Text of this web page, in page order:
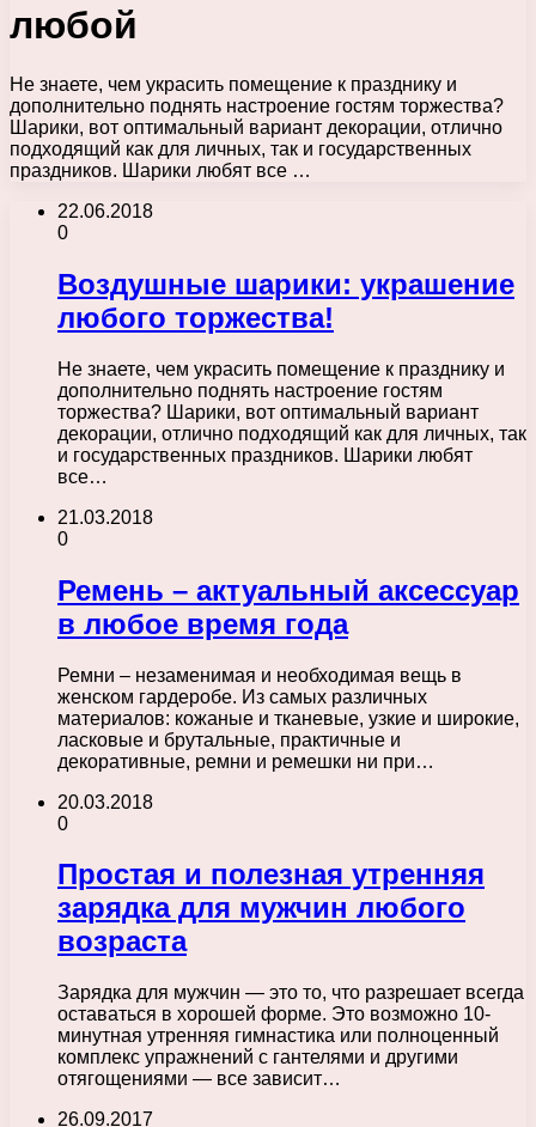
любой
Не знаете, чем украсить помещение к празднику и
дополнительно поднять настроение гостям торжества?
Шарики, вот оптимальный вариант декорации, отлично
подходящий как для личных, так и государственных
праздников. Шарики любят все …
22.06.2018
0
Воздушные шарики: украшение
любого торжества!
Не знаете, чем украсить помещение к празднику и
дополнительно поднять настроение гостям
торжества? Шарики, вот оптимальный вариант
декорации, отлично подходящий как для личных, так
и государственных праздников. Шарики любят
все…
21.03.2018
0
Ремень – актуальный аксессуар
в любое время года
Ремни – незаменимая и необходимая вещь в
женском гардеробе. Из самых различных
материалов: кожаные и тканевые, узкие и широкие,
ласковые и брутальные, практичные и
декоративные, ремни и ремешки ни при…
20.03.2018
0
Простая и полезная утренняя
зарядка для мужчин любого
возраста
Зарядка для мужчин — это то, что разрешает всегда
оставаться в хорошей форме. Это возможно 10-
минутная утренняя гимнастика или полноценный
комплекс упражнений с гантелями и другими
отягощениями — все зависит…
26.09.2017